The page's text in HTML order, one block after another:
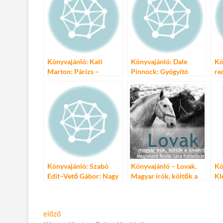
o
o
k
e
g
Könyvajánló: Kati
Marton: Párizs –
Könyvajánló: Dale
Pinnock: Gyógyító
szakácsdoktor receptjei
Könyvajánló: Szabó
Edit–Vető Gábor: Nagy
Könyvajánló – Lovak.
Magyar írók, költők a
Bejegyzés
előzőElőző